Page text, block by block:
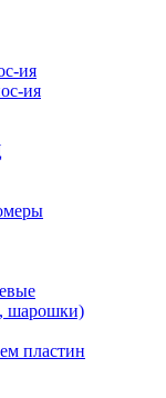
ия
ия
шарошки)
пластин